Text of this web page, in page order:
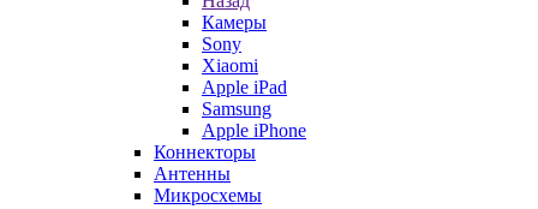
Камеры
Sony
Xiaomi
Apple iPad
Samsung
Apple iPhone
Коннекторы
Антенны
Микросхемы